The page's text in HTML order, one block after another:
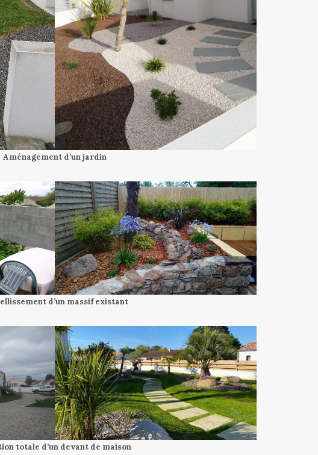
Aménagement d’un jardin
d’un massif existant
totale d’un devant de maison